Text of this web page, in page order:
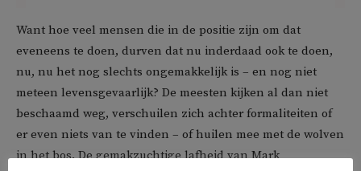
Want hoe veel mensen die in de positie zijn om dat
eveneens te doen, durven dat nu inderdaad ook te doen,
nu, nu het nog slechts ongemakkelijk is – en nog niet
meteen levensgevaarlijk? De meesten kijken al dan niet
beschaamd weg, verschuilen zich achter formaliteiten of
er even niets van te vinden – of huilen mee met de wolven
in het bos. De gemakzuchtige lafheid van Mark